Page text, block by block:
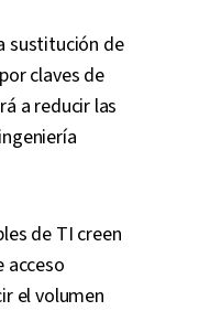
sustitución de
claves de
a reducir las
de TI creen
acceso
el volumen